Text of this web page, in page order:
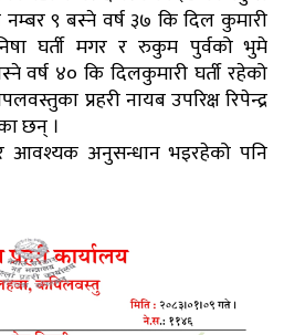
नम्बर ९ बस्ने वर्ष ३७ कि दिल कुमारी
घर्ती मगर र रुकुम पुर्वको भुमे
वर्ष ४० कि दिलकुमारी घर्ती रहेको
प्रहरी नायब उपरिक्ष रिपेन्द्र
छन् ।
आवश्यक अनुसन्धान भइरहेको पनि